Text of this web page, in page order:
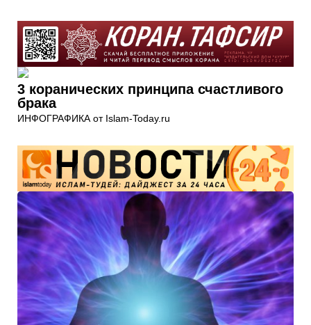
3 коранических принципа счастливого
брака
ИНФОГРАФИКА от Islam-Today.ru